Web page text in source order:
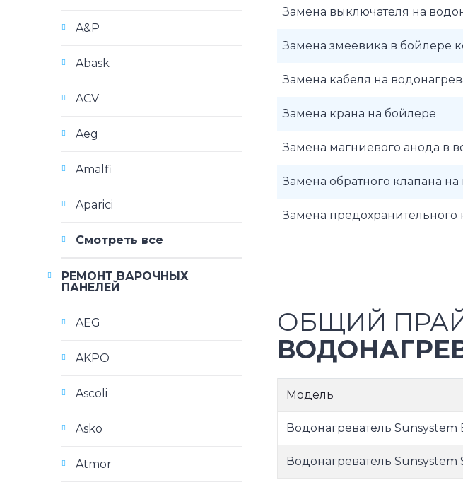
Замена выключателя на
Замена змеевика в бойлере
Замена кабеля на
Замена крана на бойлере
Замена магниевого анода в
Замена обратного клапана на
Замена предохранительного
ОБЩИЙ
Модель
Водонагреватель Sunsystem
Водонагреватель Sunsystem
A&P
Abask
ACV
Aeg
Amalfi
Aparici
Смотреть все
РЕМОНТ ВАРОЧНЫХ
ПАНЕЛЕЙ
AEG
AKPO
Ascoli
Asko
Atmor